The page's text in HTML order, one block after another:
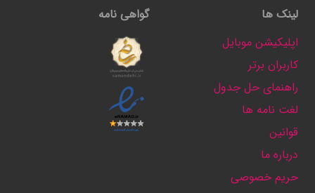
لینک ها
اپلیکیشن موبایل
کاربران برتر
راهنمای حل جدول
لغت نامه ها
قوانین
درباره ما
حریم خصوصی
گواهی نامه